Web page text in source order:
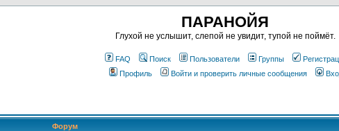
ПАРАНОЙЯ
Глухой не услышит, слепой не увидит, тупой не поймёт.
FAQ Поиск Пользователи Группы
Профиль
Войти и проверить личные сообщения
Форум